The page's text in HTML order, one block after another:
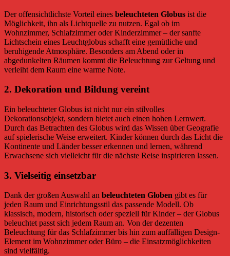
Der offensichtlichste Vorteil eines beleuchteten Globus ist die
Möglichkeit, ihn als Lichtquelle zu nutzen. Egal ob im
Wohnzimmer, Schlafzimmer oder Kinderzimmer – der sanfte
Lichtschein eines Leuchtglobus schafft eine gemütliche und
beruhigende Atmosphäre. Besonders am Abend oder in
abgedunkelten Räumen kommt die Beleuchtung zur Geltung und
verleiht dem Raum eine warme Note.
2. Dekoration und Bildung vereint
Ein beleuchteter Globus ist nicht nur ein stilvolles
Dekorationsobjekt, sondern bietet auch einen hohen Lernwert.
Durch das Betrachten des Globus wird das Wissen über Geografie
auf spielerische Weise erweitert. Kinder können durch das Licht die
Kontinente und Länder besser erkennen und lernen, während
Erwachsene sich vielleicht für die nächste Reise inspirieren lassen.
3. Vielseitig einsetzbar
Dank der großen Auswahl an beleuchteten Globen gibt es für
jeden Raum und Einrichtungsstil das passende Modell. Ob
klassisch, modern, historisch oder speziell für Kinder – der Globus
beleuchtet passt sich jedem Raum an. Von der dezenten
Beleuchtung für das Schlafzimmer bis hin zum auffälligen Design-
Element im Wohnzimmer oder Büro – die Einsatzmöglichkeiten
sind vielfältig.